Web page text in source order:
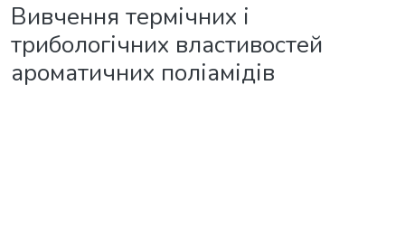
Вивчення термічних і
трибологічних властивостей
ароматичних поліамідів